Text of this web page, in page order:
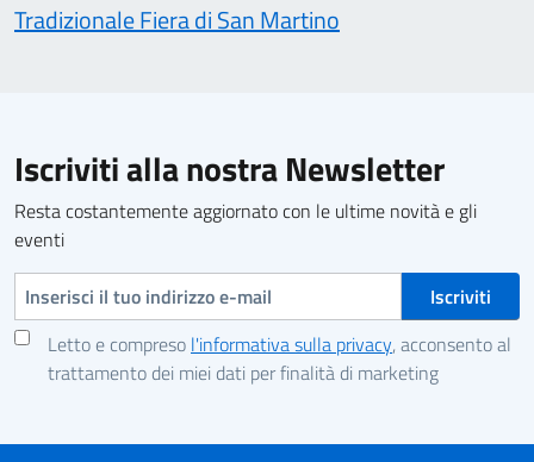
Tradizionale Fiera di San Martino
Iscriviti alla nostra Newsletter
Resta costantemente aggiornato con le ultime novità e gli
eventi
Indirizzo e-mail
Letto e compreso l'informativa sulla privacy, acconsento al
trattamento dei miei dati per finalità di marketing